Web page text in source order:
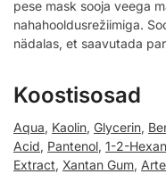
pese mask sooja veega
nahahooldusrežiimiga.
nädalas, et saavutada
Koostisosad
Aqua, Kaolin, Glycerin,
Acid, Pantenol, 1-2-
Extract, Xantan Gum,